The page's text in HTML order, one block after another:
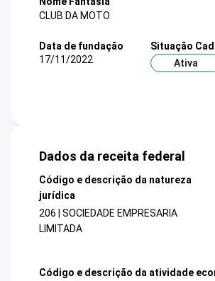
CLUB DA MOTO
Data de fundação
17/11/2022
Situação
Ativa
Dados da receita federal
Código e descrição da natureza
jurídica
206 | SOCIEDADE EMPRESARIA
LIMITADA
Código e descrição da atividade